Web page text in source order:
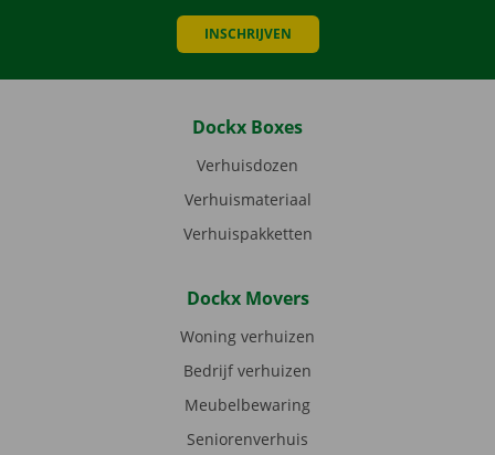
INSCHRIJVEN
Dockx Boxes
Verhuisdozen
Verhuismateriaal
Verhuispakketten
Dockx Movers
Woning verhuizen
Bedrijf verhuizen
Meubelbewaring
Seniorenverhuis